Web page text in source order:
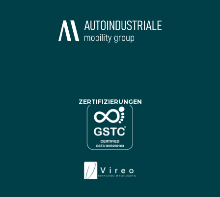
ZERTIFIZIERUNGEN